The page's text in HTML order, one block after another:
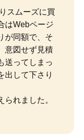
スムーズに買
はWebページ
が同額で、そ
意図せず見積
送ってしまっ
出して下さり
れました。